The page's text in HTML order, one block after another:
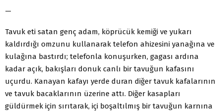
—
Tavuk eti satan genç adam, köprücük kemiği ve yukarı
kaldırdığı omzunu kullanarak telefon ahizesini yanağına ve
kulağına bastırdı; telefonla konuşurken, gagası ardına
kadar açık, bakışları donuk canlı bir tavuğun kafasını
uçurdu. Kanayan kafayı yerde duran diğer tavuk kafalarının
ve tavuk bacaklarının üzerine attı. Diğer kasapları
güldürmek için sırıtarak, içi boşaltılmış bir tavuğun karnına